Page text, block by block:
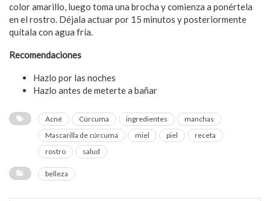
color amarillo, luego toma una brocha y comienza a ponértela
en el rostro. Déjala actuar por 15 minutos y posteriormente
quítala con agua fría.
Recomendaciones
Hazlo por las noches
Hazlo antes de meterte a bañar
Acné Cúrcuma ingredientes
manchas
Mascarilla de cúrcuma
miel piel
receta
rostro
salud
belleza